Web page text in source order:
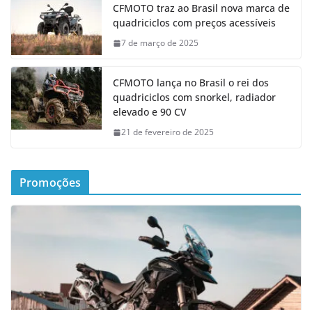
CFMOTO traz ao Brasil nova marca de
quadriciclos com preços acessíveis
7 de março de 2025
CFMOTO lança no Brasil o rei dos
quadriciclos com snorkel, radiador
elevado e 90 CV
21 de fevereiro de 2025
Promoções